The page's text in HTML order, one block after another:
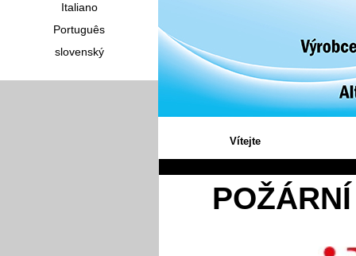
Italiano
Português
slovenský
Vítejte